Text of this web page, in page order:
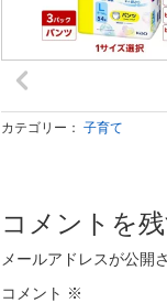
カテゴリー： 子育て
コメントを
メールアドレスが公開
コメント ※